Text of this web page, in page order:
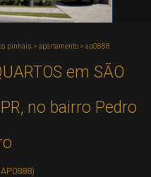
pinhais > apartamento > ap0888
em SÃO
no bairro Pedro